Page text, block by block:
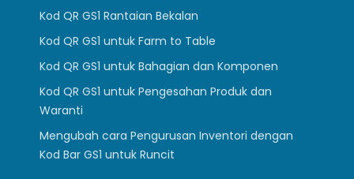
Kod QR GS1 Rantaian Bekalan
Kod QR GS1 untuk Farm to Table
Kod QR GS1 untuk Bahagian dan Komponen
Kod QR GS1 untuk Pengesahan Produk dan
Waranti
Mengubah cara Pengurusan Inventori dengan
Kod Bar GS1 untuk Runcit